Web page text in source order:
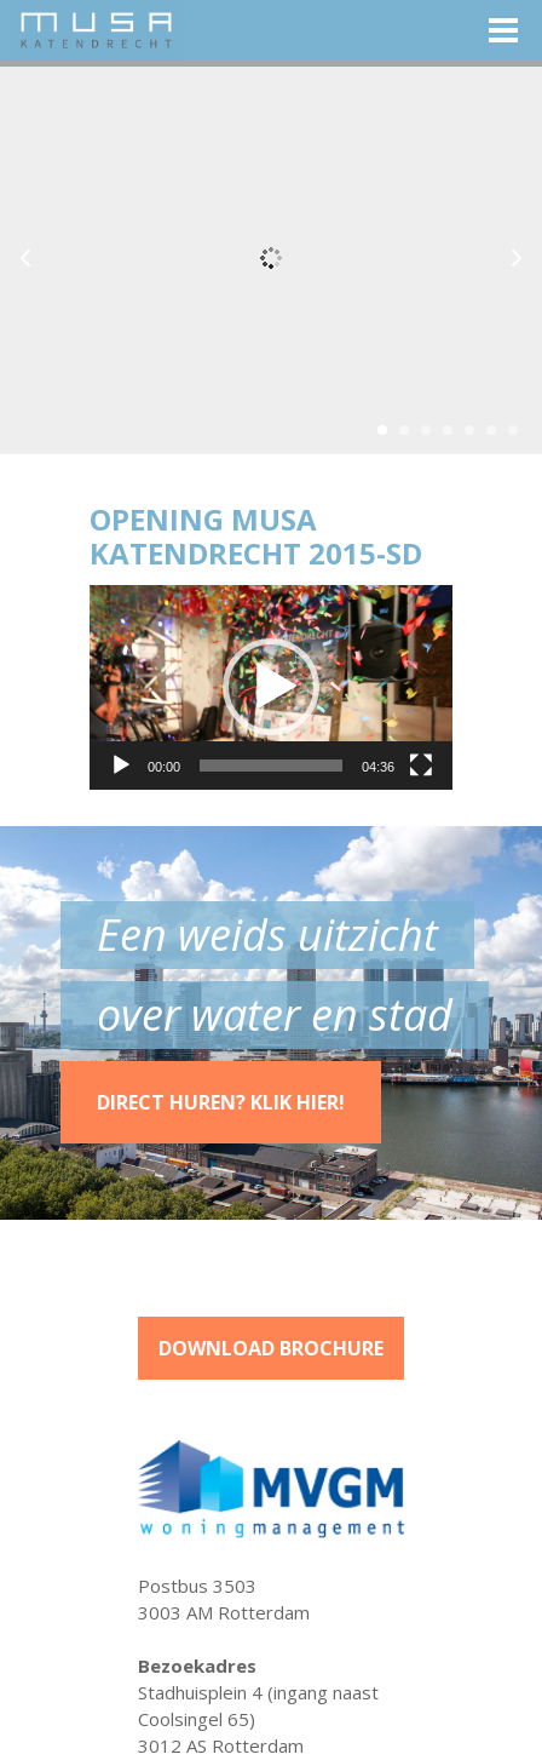
OPENING MUSA
KATENDRECHT 2015-SD
Videospeler
00:00 04:36
Een weids uitzicht
over water en stad
DIRECT HUREN? KLIK HIER!
DOWNLOAD BROCHURE
Postbus 3503
3003 AM Rotterdam
Bezoekadres
Stadhuisplein 4 (ingang naast
Coolsingel 65)
3012 AS Rotterdam